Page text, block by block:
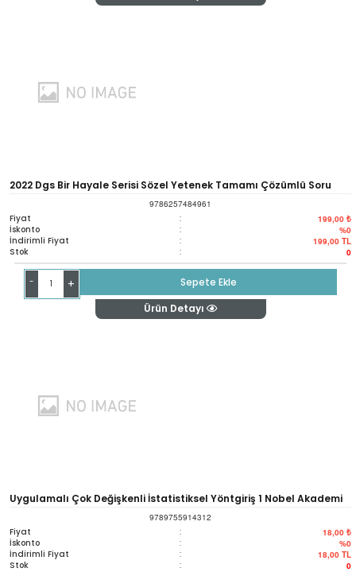
2022 Dgs Bir Hayale Serisi Sözel Yetenek Tamamı Çözümlü Soru
Bankası
9786257484961
Fiyat : 199,00 ₺
İskonto : %0
İndirimli Fiyat : 199,00 TL
Stok : 0
- +
Sepete Ekle
Ürün Detayı
Uygulamalı Çok Değişkenli İstatistiksel Yöntgiriş 1 Nobel Akademi
9789755914312
Fiyat : 18,00 ₺
İskonto : %0
İndirimli Fiyat : 18,00 TL
Stok : 0